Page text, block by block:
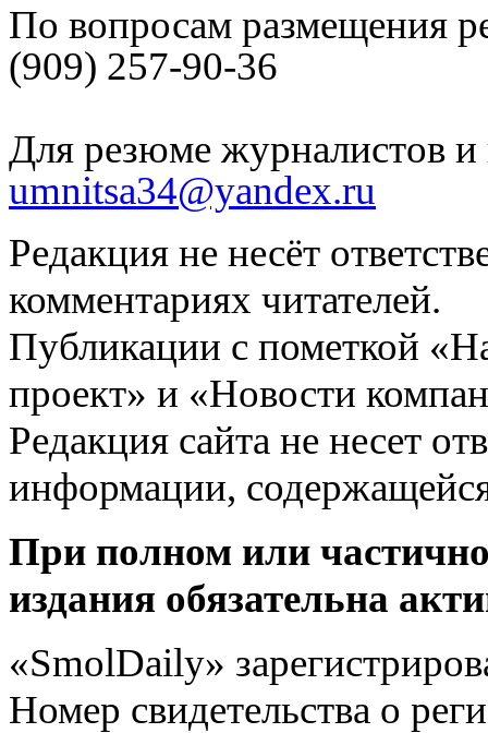
По вопросам размещения
(909) 257-90-36
Для резюме журналистов и
umnitsa34@yandex.ru
Редакция не несёт
комментариях читателей.
Публикации с пометкой
проект» и «Новости
Редакция сайта не несет
информации,
При полном или
издания обязательна
«SmolDaily»
Номер свидетельства о